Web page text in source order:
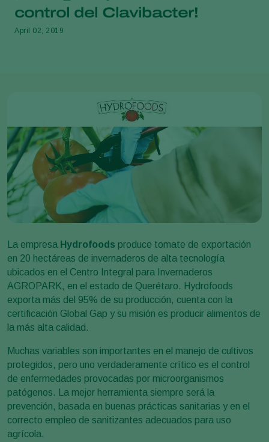
control del Clavibacter!
April 02, 2019
La empresa Hydrofoods produce tomate de exportación
en 20 hectáreas de invernaderos de alta tecnología
ubicados en el Centro Integral para Invernaderos
AGROPARK, en el estado de Querétaro. Hydrofoods
exporta más del 95% de su producción, cuenta con la
certificación Global Gap y su misión es producir alimentos de
la más alta calidad.
Muchas variables son importantes en el manejo de cultivos
protegidos, pero uno verdaderamente crítico es el control
de enfermedades provocadas por microorganismos
patógenos. La mejor herramienta siempre será la
prevención, basada en buenas prácticas sanitarias y en el
correcto empleo de sanitizantes adecuados para uso
agrícola.